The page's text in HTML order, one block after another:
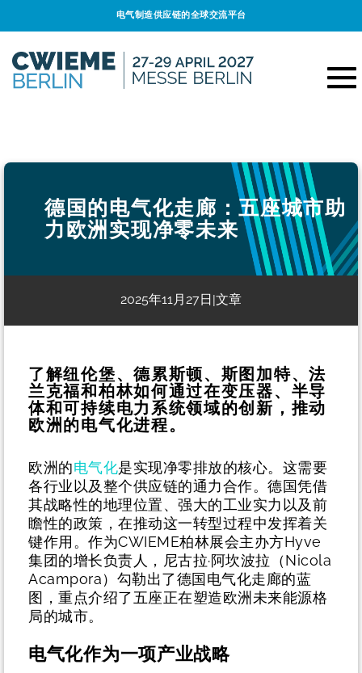
电气制造供应链的全球交流平台
德国的电气化走廊：五座城市助
力欧洲实现净零未来
2025年11月27日|文章
了解纽伦堡、德累斯顿、斯图加特、法
兰克福和柏林如何通过在变压器、半导
体和可持续电力系统领域的创新，推动
欧洲的电气化进程。
欧洲的电气化是实现净零排放的核心。这需要
各行业以及整个供应链的通力合作。德国凭借
其战略性的地理位置、强大的工业实力以及前
瞻性的政策，在推动这一转型过程中发挥着关
键作用。作为CWIEME柏林展会主办方Hyve
集团的增长负责人，尼古拉·阿坎波拉（Nicola
Acampora）勾勒出了德国电气化走廊的蓝
图，重点介绍了五座正在塑造欧洲未来能源格
局的城市。
电气化作为一项产业战略